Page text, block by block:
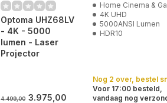
Optoma UHZ68LV
- 4K - 5000
lumen - Laser
Projector
4.499,00 3.975,00
Home Cinema &
4K UHD
5000ANSI Lumen
HDR10
Nog 2 over, bestel
Voor 17:00 besteld,
vandaag nog